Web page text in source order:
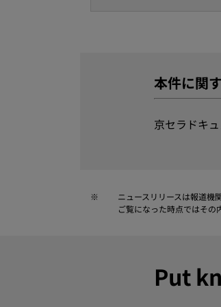
本件に関
京セラドキ
※
ニュースリリースは報道機
ご覧になった時点ではその
Put